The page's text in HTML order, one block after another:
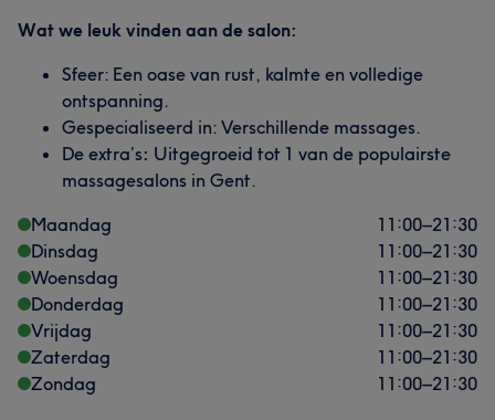
Wat we leuk vinden aan de salon:
Sfeer: Een oase van rust, kalmte en volledige
ontspanning.
Gespecialiseerd in: Verschillende massages.
De extra’s: Uitgegroeid tot 1 van de populairste
massagesalons in Gent.
Maandag
11:00–21:30
Dinsdag
11:00–21:30
Woensdag
11:00–21:30
Donderdag
11:00–21:30
Vrijdag
11:00–21:30
Zaterdag
11:00–21:30
Zondag
11:00–21:30